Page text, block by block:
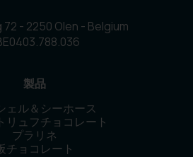
- 2250 Olen - Belgium
製品
ェル＆シーホース
リュフチョコレート
プラリネ
チョコレート